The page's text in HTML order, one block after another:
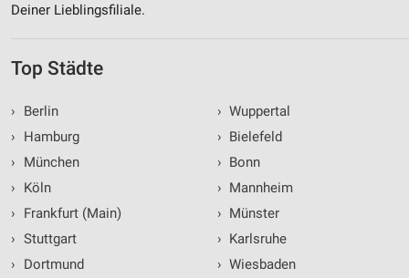
Deiner Lieblingsfiliale.
Top Städte
›
Berlin
›
Hamburg
›
München
›
Köln
›
Frankfurt (Main)
› Stuttgart
›
Dortmund
› Wuppertal
› Bielefeld
› Bonn
› Mannheim
› Münster
› Karlsruhe
› Wiesbaden